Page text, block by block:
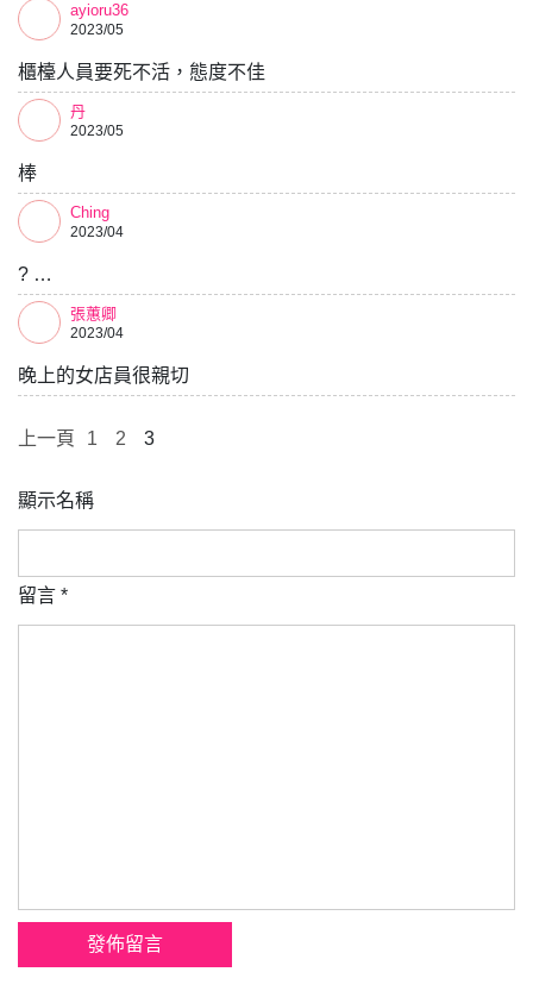
ayioru36
2023/05
櫃檯人員要死不活，態度不佳
丹
2023/05
棒
Ching
2023/04
? …
張蕙卿
2023/04
晚上的女店員很親切
上一頁 1 2 3
顯示名稱
留言 *